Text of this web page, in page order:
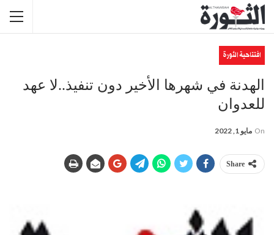
افتتاحية الثورة
الهدنة في شهرها الأخير دون تنفيذ..لا عهد
للعدوان
On مايو 1, 2022
Share